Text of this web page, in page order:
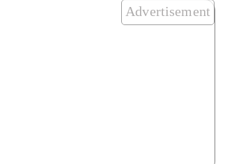
Advertisement